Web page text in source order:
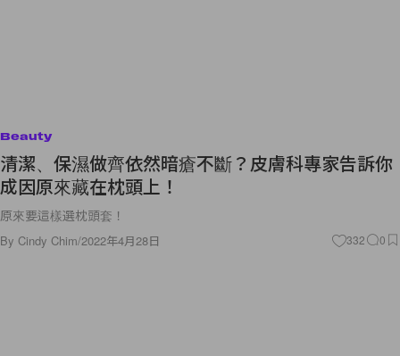
Beauty
清潔、保濕做齊依然暗瘡不斷？皮膚科專家告訴你
成因原來藏在枕頭上！
原來要這樣選枕頭套！
By Cindy Chim/2022年4月28日 332 0